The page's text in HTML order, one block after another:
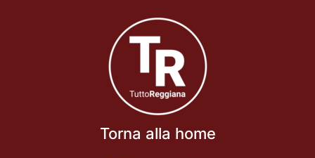
Torna alla home